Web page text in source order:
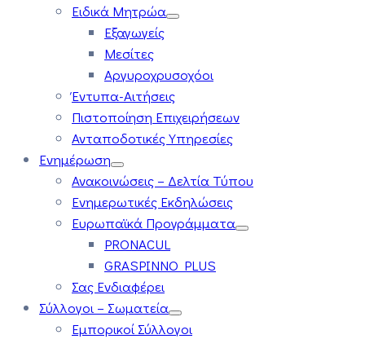
Ειδικά Μητρώα
Εξαγωγείς
Μεσίτες
Αργυροχρυσοχόοι
Έντυπα-Αιτήσεις
Πιστοποίηση Επιχειρήσεων
Ανταποδοτικές Υπηρεσίες
Ενημέρωση
Ανακοινώσεις – Δελτία Τύπου
Ενημερωτικές Εκδηλώσεις
Ευρωπαϊκά Προγράμματα
PRONACUL
GRASPINNO PLUS
Σας Ενδιαφέρει
Σύλλογοι – Σωματεία
Εμπορικοί Σύλλογοι